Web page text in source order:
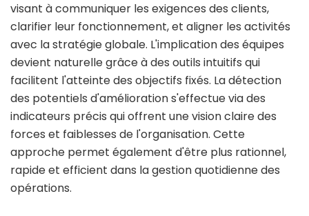
visant à communiquer les exigences des clients,
clarifier leur fonctionnement, et aligner les activités
avec la stratégie globale. L'implication des équipes
devient naturelle grâce à des outils intuitifs qui
facilitent l'atteinte des objectifs fixés. La détection
des potentiels d'amélioration s'effectue via des
indicateurs précis qui offrent une vision claire des
forces et faiblesses de l'organisation. Cette
approche permet également d'être plus rationnel,
rapide et efficient dans la gestion quotidienne des
opérations.